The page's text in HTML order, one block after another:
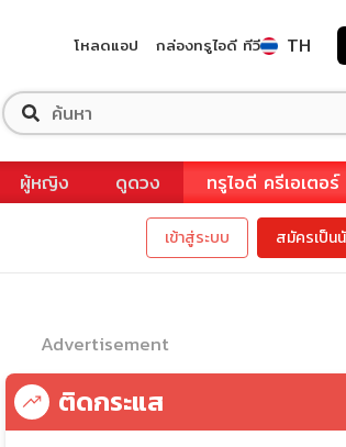
โหลดแอป กล่องทรูไอดี ทีวี TH
ผู้หญิง ดูดวง ทรูไอดี ครีเอเตอร์
เข้าสู่ระบบ สมัครเป็น
Advertisement
ติดกระแส